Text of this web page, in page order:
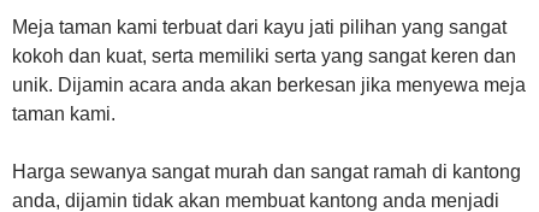
Meja taman kami terbuat dari kayu jati pilihan yang sangat
kokoh dan kuat, serta memiliki serta yang sangat keren dan
unik. Dijamin acara anda akan berkesan jika menyewa meja
taman kami.
Harga sewanya sangat murah dan sangat ramah di kantong
anda, dijamin tidak akan membuat kantong anda menjadi